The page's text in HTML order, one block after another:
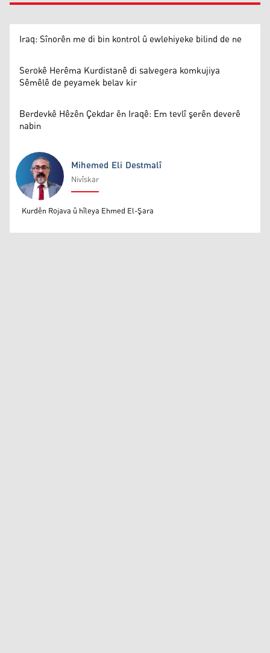
Iraq: Sînorên me di bin kontrol û ewlehiyeke bilind de ne
Serokê Herêma Kurdistanê di salvegera komkujiya
Sêmêlê de peyamek belav kir
Berdevkê Hêzên Çekdar ên Iraqê: Em tevlî şerên deverê
nabin
Mihemed Eli Destmalî
Mihemed Eli Destmalî
Nivîskar
Kurdên Rojava û hîleya Ehmed El-Şara